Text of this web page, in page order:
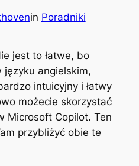
in Poradniki
jest to łatwe, bo
języku angielskim,
intuicyjny i łatwy
możecie skorzystać
Microsoft Copilot. Ten
przybliżyć obie te